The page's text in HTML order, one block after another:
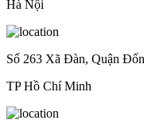
Hà Nội
Số 263 Xã Đàn, Quận
TP Hồ Chí Minh